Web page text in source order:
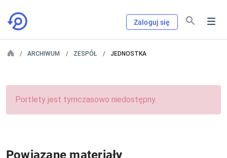
Zaloguj się
ARCHIWUM ZESPÓŁ JEDNOSTKA
Portlety jest tymczasowo niedostępny.
Powiązane materiały